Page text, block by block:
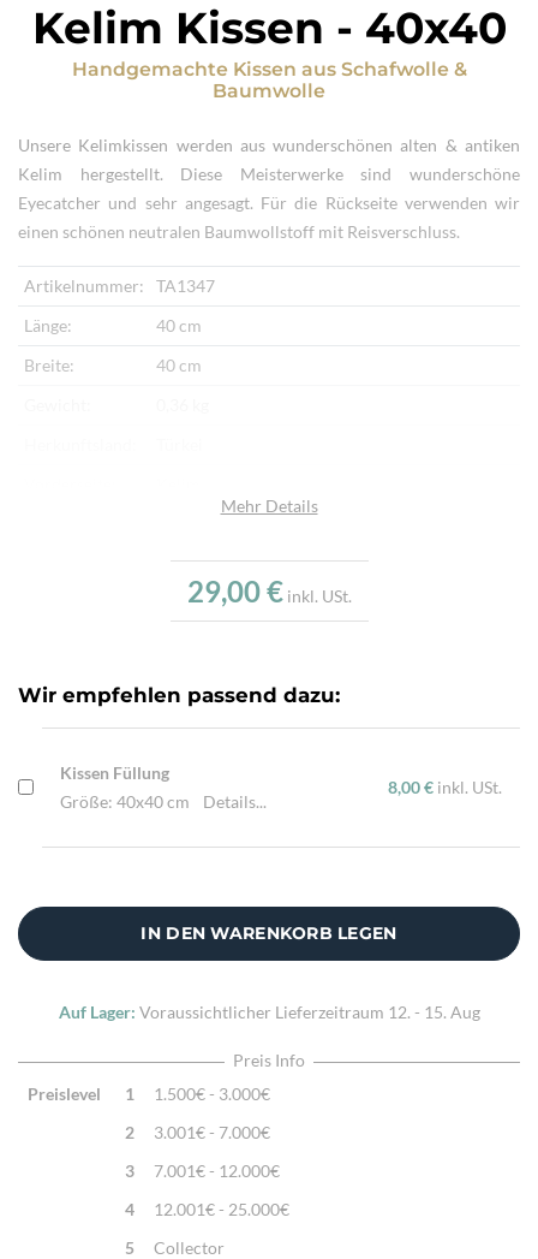
Kelim Kissen - 40x40
Handgemachte Kissen aus Schafwolle &
Baumwolle
Unsere Kelimkissen werden aus wunderschönen alten & antiken
Kelim hergestellt. Diese Meisterwerke sind wunderschöne
Eyecatcher und sehr angesagt. Für die Rückseite verwenden wir
einen schönen neutralen Baumwollstoff mit Reisverschluss.
Artikelnummer:
TA1347
Länge:
40 cm
Breite:
40 cm
Handgewebt, Handbestickt
Klassisches Kelimmotiv, Handgewebter Kelim,
Mehr Details
29,00 € inkl. USt.
Wir empfehlen passend dazu:
Kissen Füllung
Größe: 40x40 cm
Details...
8,00 € inkl. USt.
IN DEN WARENKORB LEGEN
Auf Lager: Voraussichtlicher Lieferzeitraum 12. - 15. Aug
Preis Info
Preislevel
1
1.500€ - 3.000€
2
3.001€ - 7.000€
3
7.001€ - 12.000€
4
12.001€ - 25.000€
5
Collector